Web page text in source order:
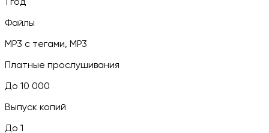
1 год
Файлы
MP3 c тегами, MP3
Платные прослушивания
До 10 000
Выпуск копий
До 1